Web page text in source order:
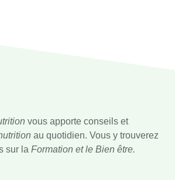
vous apporte conseils et
au quotidien. Vous y trouverez
sur la Formation et le Bien être.